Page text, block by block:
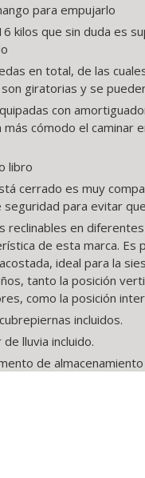
para empujarlo
kilos que sin duda es
en total, de las
giratorias y se
con
más cómodo el caminar
libro
cerrado es muy
seguridad para evitar
reclinables en
de esta marca. Es
ideal para la
tanto la posición
como la posición
incluidos.
lluvia incluido.
de almacenamiento